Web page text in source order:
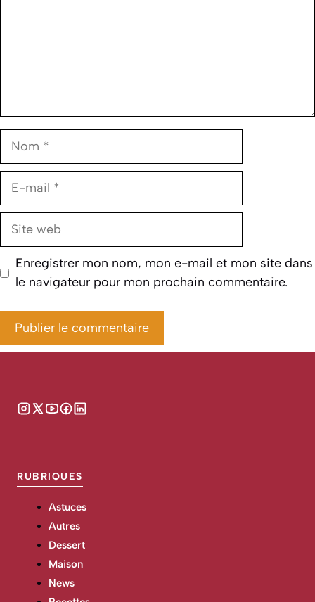
Nom
E-
Site
Enregistrer mon nom, mon e-mail et mon site dans
le navigateur pour mon prochain commentaire.
RUBRIQUES
Astuces
Autres
Dessert
Maison
News